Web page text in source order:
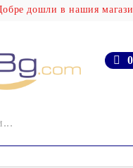
дошли в нашия